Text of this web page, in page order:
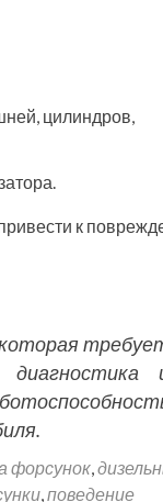
цилиндров,
к
диагностика
форсунок,
,поведение